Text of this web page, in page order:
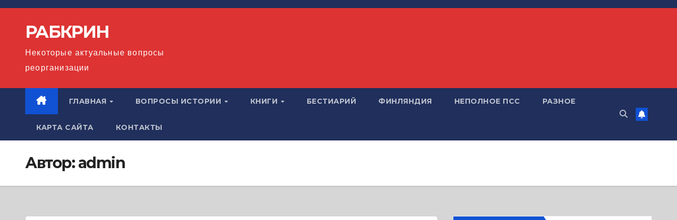
Перейти
содержимомуРАБКРИН
Некоторые актуальные вопросы
реорганизации
ГЛАВНАЯ ВОПРОСЫ ИСТОРИИ КНИГИ БЕСТИАРИЙ ФИНЛЯНДИЯ НЕПОЛНОЕ ПСС РАЗНОЕ
КАРТА САЙТА КОНТАКТЫ
Автор:admin